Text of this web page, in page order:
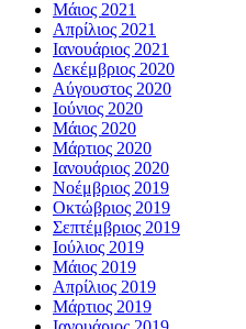
Μάιος 2021
Απρίλιος 2021
Ιανουάριος 2021
Δεκέμβριος 2020
Αύγουστος 2020
Ιούνιος 2020
Μάιος 2020
Μάρτιος 2020
Ιανουάριος 2020
Νοέμβριος 2019
Οκτώβριος 2019
Σεπτέμβριος 2019
Ιούλιος 2019
Μάιος 2019
Απρίλιος 2019
Μάρτιος 2019